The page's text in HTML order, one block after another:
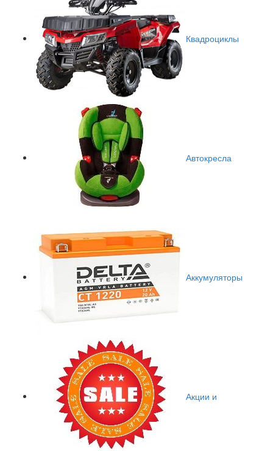
Квадроциклы
Автокресла
Аккумуляторы
Акции и